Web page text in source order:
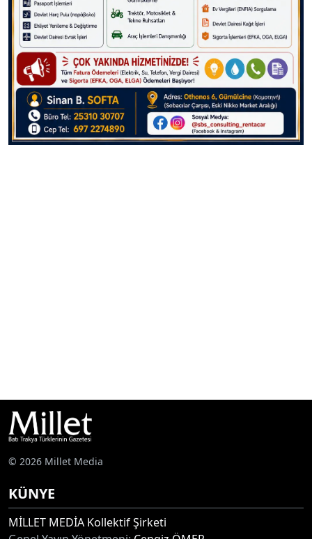
© 2026 Millet Media
KÜNYE
MİLLET MEDİA Kollektif Şirketi